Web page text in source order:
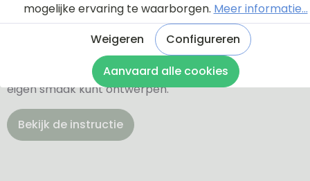
Via onderstaande knop komt u bij een instructie en
een tutorial die u een rondleiding geeft door de
ontwerptool. Hierdoor weet u precies hoe u zelf uw
naambordje helemaal kunt aanpassen en naar uw
eigen smaak kunt ontwerpen.
Bekijk de instructie
mogelijke ervaring te waarborgen. Meer informatie...
Weigeren
Configureren
Aanvaard alle cookies